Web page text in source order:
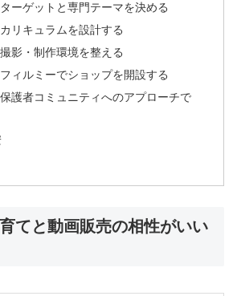
ーゲットと専門テーマを決める
リキュラムを設計する
影・制作環境を整える
ィルミーでショップを開設する
護者コミュニティへのアプローチで
てと動画販売の相性がいい